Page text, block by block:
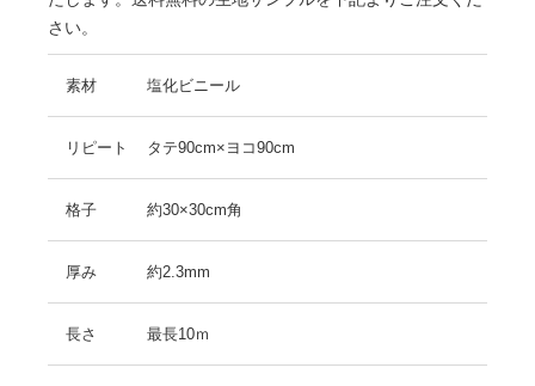
さい。
素材 塩化ビニール
リピート タテ90cm×ヨコ90cm
格子 約30×30cm角
厚み 約2.3mm
長さ 最長10ｍ